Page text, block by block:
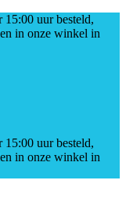
uur besteld,
in onze winkel in
uur besteld,
in onze winkel in